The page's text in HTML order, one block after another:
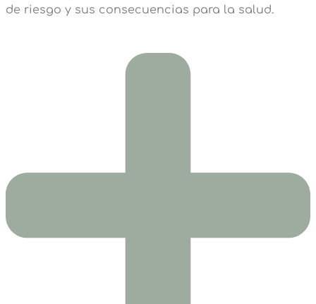
de riesgo y sus consecuencias para la salud.